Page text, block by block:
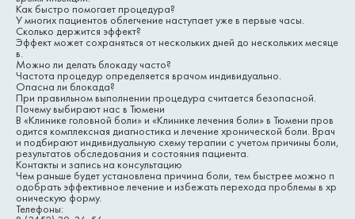
Как быстро помогает процедура?
У многих пациентов облегчение наступает уже в первые часы.
Сколько держится эффект?
Эффект может сохраняться от нескольких дней до нескольких месяце
в.
Можно ли делать блокаду часто?
Частота процедур определяется врачом индивидуально.
Опасна ли блокада?
При правильном выполнении процедура считается безопасной.
Почему выбирают нас в Тюмени
В «Клинике головной боли» и «Клинике лечения боли» в Тюмени пров
одится комплексная диагностика и лечение хронической боли. Врач
и подбирают индивидуальную схему терапии с учетом причины боли,
результатов обследования и состояния пациента.
Контакты и запись на консультацию
Чем раньше будет установлена причина боли, тем быстрее можно п
одобрать эффективное лечение и избежать перехода проблемы в хр
оническую форму.
Телефоны: